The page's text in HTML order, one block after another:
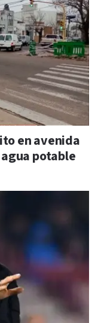
en avenida
potable